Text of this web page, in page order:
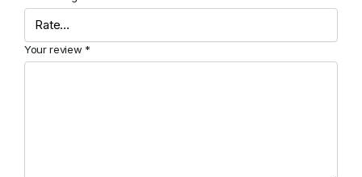
Your review *